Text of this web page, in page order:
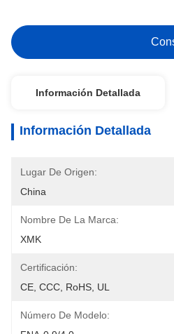
Información Detallada
Información Detallada
Lugar De Origen:
China
Nombre De La Marca:
XMK
Certificación:
CE, CCC, RoHS, UL
Número De Modelo: